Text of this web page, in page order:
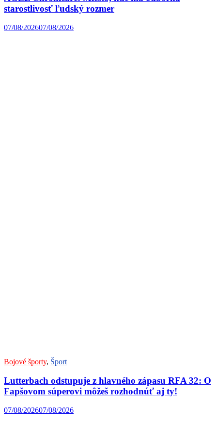
starostlivosť ľudský rozmer
07/08/202607/08/2026
Bojové športy, Šport
Lutterbach odstupuje z hlavného zápasu RFA 32: O
Fapšovom súperovi môžeš rozhodnúť aj ty!
07/08/202607/08/2026